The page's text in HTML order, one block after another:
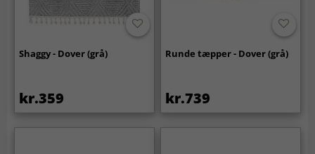
Shaggy - Dover (grå)
kr.359
Runde tæpper - Dover (grå)
kr.739